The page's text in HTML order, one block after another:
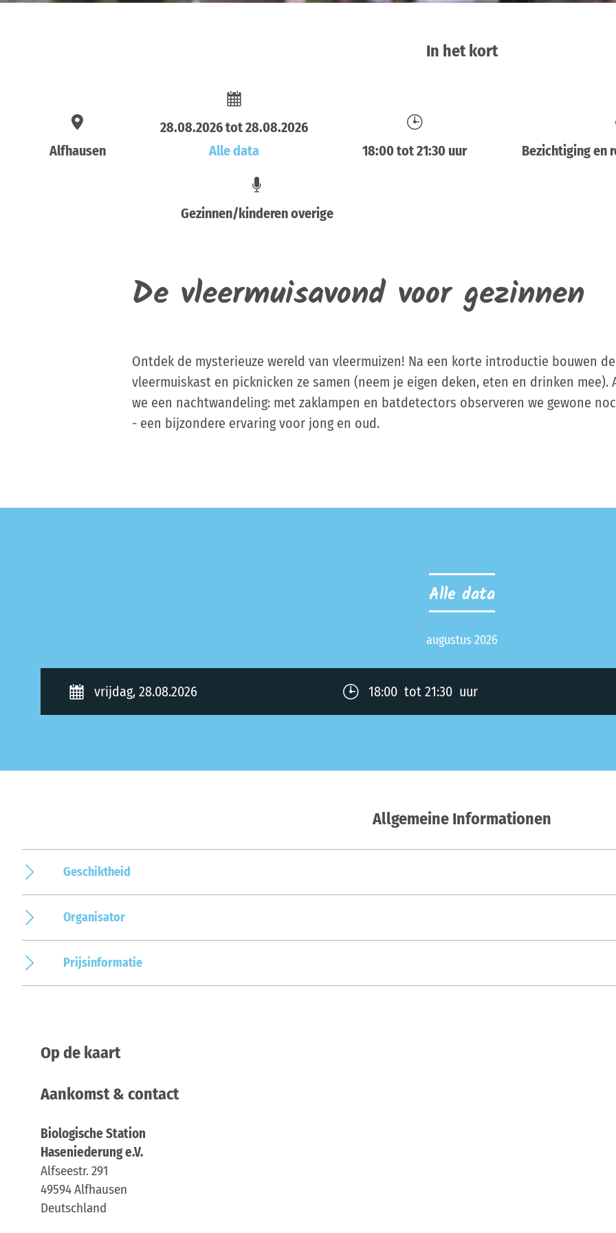
In het kort
Alfhausen
28.08.2026 tot 28.08.2026
Alle data
18:00 tot 21:30 uur Bezichtiging en
Gezinnen/kinderen overige
De vleermuisavond voor gezinnen
Ontdek de mysterieuze wereld van vleermuizen! Na een korte introductie bouwen
vleermuiskast en picknicken ze samen (neem je eigen deken, eten en drinken mee).
we een nachtwandeling: met zaklampen en batdetectors observeren we gewone
- een bijzondere ervaring voor jong en oud.
Alle data
augustus 2026
vrijdag, 28.08.2026 18:00 tot 21:30 uur
Allgemeine Informationen
Geschiktheid
Organisator
Prijsinformatie
Op de kaart
Aankomst & contact
Biologische Station
Haseniederung e.V.
Alfseestr. 291
49594Alfhausen
Deutschland